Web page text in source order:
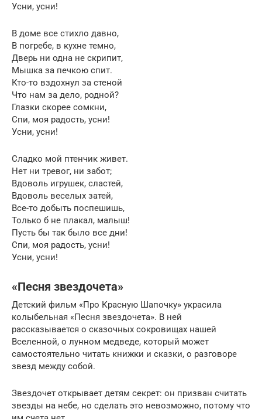
Усни, усни!
В доме все стихло давно,
В погребе, в кухне темно,
Дверь ни одна не скрипит,
Мышка за печкою спит.
Кто-то вздохнул за стеной
Что нам за дело, родной?
Глазки скорее сомкни,
Спи, моя радость, усни!
Усни, усни!
Сладко мой птенчик живет.
Нет ни тревог, ни забот;
Вдоволь игрушек, сластей,
Вдоволь веселых затей,
Все-то добыть поспешишь,
Только б не плакал, малыш!
Пусть бы так было все дни!
Спи, моя радость, усни!
Усни, усни!
«Песня звездочета»
Детский фильм «Про Красную Шапочку» украсила
колыбельная «Песня звездочета». В ней
рассказывается о сказочных сокровищах нашей
Вселенной, о лунном медведе, который может
самостоятельно читать книжки и сказки, о разговоре
звезд между собой.
Звездочет открывает детям секрет: он призван считать
звезды на небе, но сделать это невозможно, потому что